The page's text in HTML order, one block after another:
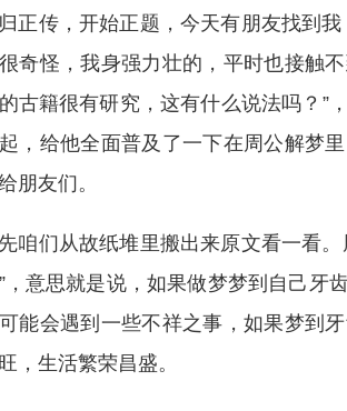
正传，开始正题，今天有朋友找到
奇怪，我身强力壮的，平时也接触
古籍很有研究，这有什么说法吗？”
，给他全面普及了一下在周公解梦
朋友们。
咱们从故纸堆里搬出来原文看一看
，意思就是说，如果做梦梦到自己牙
能会遇到一些不祥之事，如果梦到
，生活繁荣昌盛。